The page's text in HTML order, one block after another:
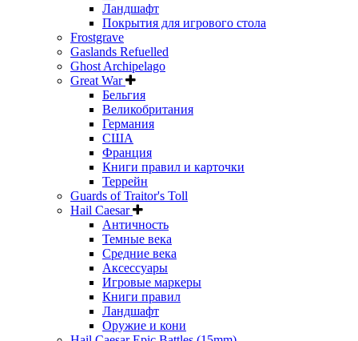
Ландшафт
Покрытия для игрового стола
Frostgrave
Gaslands Refuelled
Ghost Archipelago
Great War
Бельгия
Великобритания
Германия
США
Франция
Книги правил и карточки
Террейн
Guards of Traitor's Toll
Hail Caesar
Античность
Темные века
Средние века
Аксессуары
Игровые маркеры
Книги правил
Ландшафт
Оружие и кони